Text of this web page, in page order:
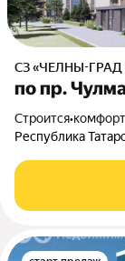
СЗ «ЧЕЛНЫ-
по пр.
Строится•комфорт
Республика